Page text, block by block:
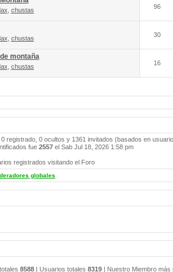
chustas 96
chustas 30
montaña
chustas 16
registrado, 0 ocultos y 1361 invitados (basados en
fue 2557el Sab Jul 18, 2026 1:58 pm
registrados visitando el Foro
globales
8588| Usuarios totales 8319| Nuestro Miembro más